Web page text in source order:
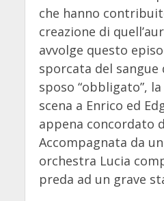
che hanno
creazione di
avvolge questo
sporcata del
sposo “obbligato”,
scena a Enrico ed
appena concordato
Accompagnata da
orchestra Lucia
preda ad un grave